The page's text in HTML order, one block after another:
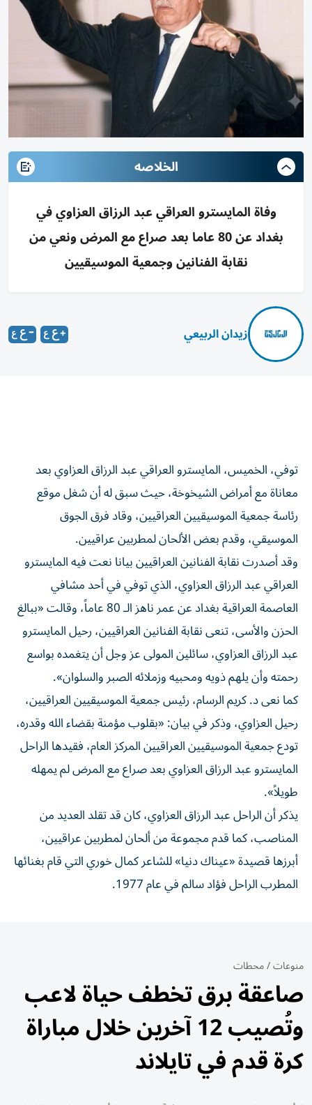
الخلاصه
وفاة المايسترو العراقي عبد الرزاق العزاوي في
بغداد عن 80 عاما بعد صراع مع المرض ونعي من
نقابة الفنانين وجمعية الموسيقيين
زيدان الربيعي
توفي، الخميس، المايسترو العراقي عبد الرزاق العزاوي بعد
معاناة مع أمراض الشيخوخة، حيث سبق له أن شغل موقع
رئاسة جمعية الموسيقيين العراقيين، وقاد فرق الجوق
الموسيقي، وقدم بعض الألحان لمطربين عراقيين.
وقد أصدرت نقابة الفنانين العراقيين بيانا نعت فيه المايسترو
العراقي عبد الرزاق العزاوي، الذي توفي في أحد مشافي
العاصمة العراقية بغداد عن عمر ناهز الـ 80 عاماً، وقالت «ببالغ
الحزن والأسى، تنعى نقابة الفنانين العراقيين، رحيل المايسترو
عبد الرزاق العزاوي، سائلين المولى عز وجل أن يتغمده بواسع
رحمته وأن يلهم ذويه ومحبيه وزملائه الصبر والسلوان».
كما نعى د. كريم الرسام، رئيس جمعية الموسيقيين العراقيين،
رحيل العزاوي، وذكر في بيان: «بقلوب مؤمنة بقضاء الله وقدره،
تودع جمعية الموسيقيين العراقيين المركز العام، فقيدها الراحل
المايسترو عبد الرزاق العزاوي بعد صراع مع المرض لم يمهله
طويلاً».
يذكر أن الراحل عبد الرزاق العزاوي، كان قد تقلد العديد من
المناصب، كما قدم مجموعة من ألحان لمطربين عراقيين،
أبرزها قصيدة «عيناك دنيا» للشاعر كمال خوري التي قام بغنائها
المطرب الراحل فؤاد سالم في عام 1977.
منوعات/محطات
صاعقة برق تخطف حياة لاعب
وتُصيب 12 آخرين خلال مباراة
كرة قدم في تايلاند